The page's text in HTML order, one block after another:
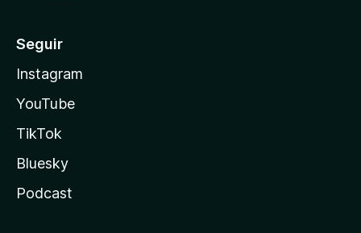
Seguir
Instagram
YouTube
TikTok
Bluesky
Podcast